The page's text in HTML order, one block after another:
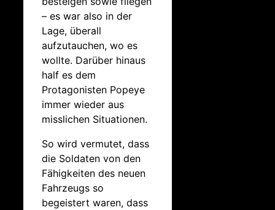
– es war also in der
Lage, überall
aufzutauchen, wo es
wollte. Darüber hinaus
half es dem
Protagonisten Popeye
immer wieder aus
misslichen Situationen.
So wird vermutet, dass
die Soldaten von den
Fähigkeiten des neuen
Fahrzeugs so
begeistert waren, dass